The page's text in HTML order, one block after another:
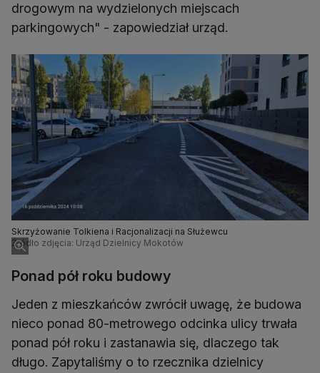
drogowym na wydzielonych miejscach
parkingowych" - zapowiedział urząd.
Skrzyżowanie Tolkiena i Racjonalizacji na Służewcu
Źródło zdjęcia: Urząd Dzielnicy Mokotów
Ponad pół roku budowy
Jeden z mieszkańców zwrócił uwagę, że budowa
nieco ponad 80-metrowego odcinka ulicy trwała
ponad pół roku i zastanawia się, dlaczego tak
długo. Zapytaliśmy o to rzecznika dzielnicy